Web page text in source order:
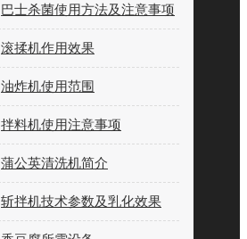
巴士杀菌使用方法及注意事项
滚揉机作用效果
油炸机使用范围
拌料机使用注意事项
蒲公英清洗机简介
斩拌机技术参数及乳化效果